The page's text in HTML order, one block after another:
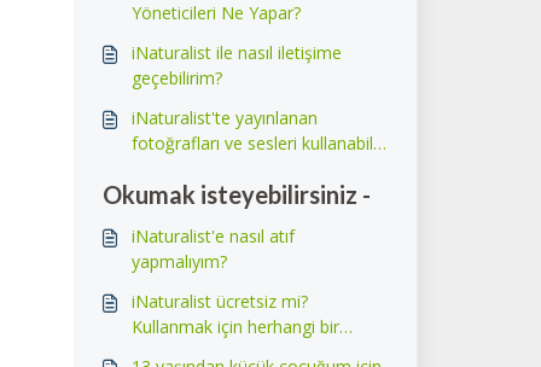
Yöneticileri Ne Yapar?
iNaturalist ile nasıl iletişime
geçebilirim?
iNaturalist'te yayınlanan
fotoğrafları ve sesleri kullanabilir
Okumak isteyebilirsiniz -
iNaturalist'e nasıl atıf
yapmalıyım?
iNaturalist ücretsiz mi?
Kullanmak için herhangi bir